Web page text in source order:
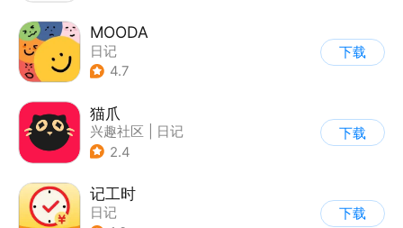
MOODA
日记
4.7
下载
猫爪
兴趣社区
日记
2.4
下载
记工时
日记
下载